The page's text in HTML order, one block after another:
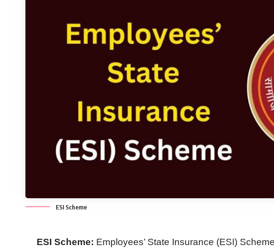
ESI Scheme
ESI Scheme: Employees’ State Insurance (ESI) Scheme